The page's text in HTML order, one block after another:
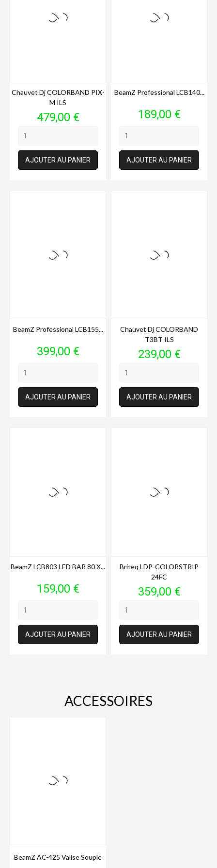
Chauvet Dj COLORBAND PIX-
M ILS
Prix
479,00 €
AJOUTER AU PANIER
BeamZ Professional LCB140...
Prix
189,00 €
AJOUTER AU PANIER
BeamZ Professional LCB155...
Prix
399,00 €
AJOUTER AU PANIER
Chauvet Dj COLORBAND
T3BT ILS
Prix
239,00 €
AJOUTER AU PANIER
BeamZ LCB803 LED BAR 80 X...
Prix
159,00 €
AJOUTER AU PANIER
Briteq LDP-COLORSTRIP
24FC
Prix
359,00 €
AJOUTER AU PANIER
ACCESSOIRES
BeamZ AC-425 Valise Souple